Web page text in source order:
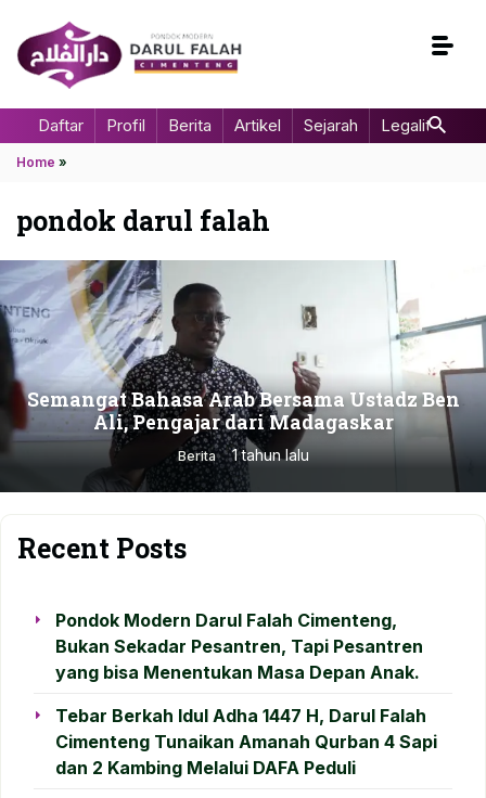
Daftar Profil Berita Artikel Sejarah Legalitas
Home »
pondok darul falah
Semangat Bahasa Arab Bersama Ustadz Ben
Ali, Pengajar dari Madagaskar
Berita 1 tahun lalu
Recent Posts
Pondok Modern Darul Falah Cimenteng,
Bukan Sekadar Pesantren, Tapi Pesantren
yang bisa Menentukan Masa Depan Anak.
Tebar Berkah Idul Adha 1447 H, Darul Falah
Cimenteng Tunaikan Amanah Qurban 4 Sapi
dan 2 Kambing Melalui DAFA Peduli